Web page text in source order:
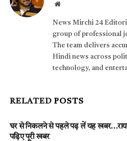
Website
News Mirchi 24
group of professional
The team delivers
Hindi news across
technology, and
RELATEDPOSTS
घर से निकलने से पहले पढ़ लें यह
पढ़िए पूरी खबर